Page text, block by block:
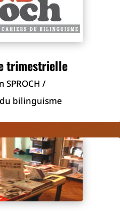
trimestrielle
SPROCH /
bilinguisme